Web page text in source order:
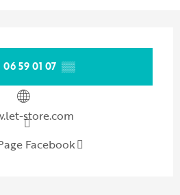
06 59 01 07 ▒▒
store.com
Facebook